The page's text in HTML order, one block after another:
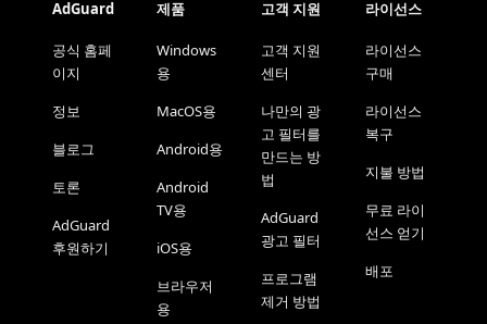
AdGuard
공식 홈페
이지
정보
블로그
토론
AdGuard
후원하기
제품
Windows
용
MacOS용
Android용
Android
TV용
iOS용
브라우저
용
고객 지원
고객 지원
센터
나만의 광
고 필터를
만드는 방
법
AdGuard
광고 필터
프로그램
제거 방법
라이선스
라이선스
구매
라이선스
복구
지불 방법
무료 라이
선스 얻기
배포